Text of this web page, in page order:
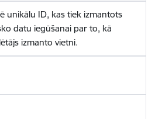
unikālu ID, kas tiek izmantots
datu iegūšanai par to, kā
izmanto vietni.